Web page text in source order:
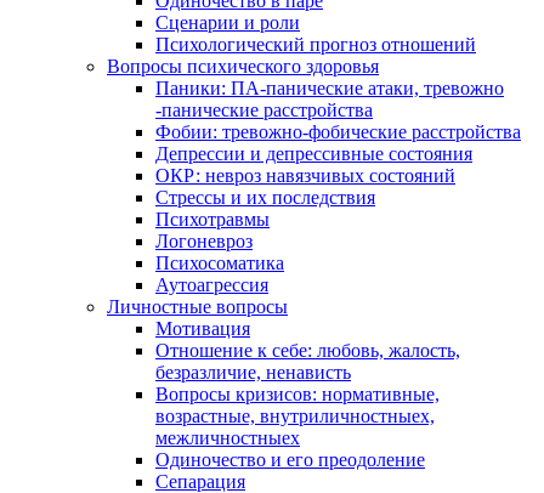
Сценарии и роли
Психологический прогноз отношений
Вопросы психического здоровья
Паники: ПА-панические атаки, тревожно
-панические расстройства
Фобии: тревожно-фобические расстройства
Депрессии и депрессивные состояния
ОКР: невроз навязчивых состояний
Стрессы и их последствия
Психотравмы
Логоневроз
Психосоматика
Аутоагрессия
Личностные вопросы
Мотивация
Отношение к себе: любовь, жалость,
безразличие, ненависть
Вопросы кризисов: нормативные,
возрастные, внутриличностныех,
межличностныех
Одиночество и его преодоление
Сепарация